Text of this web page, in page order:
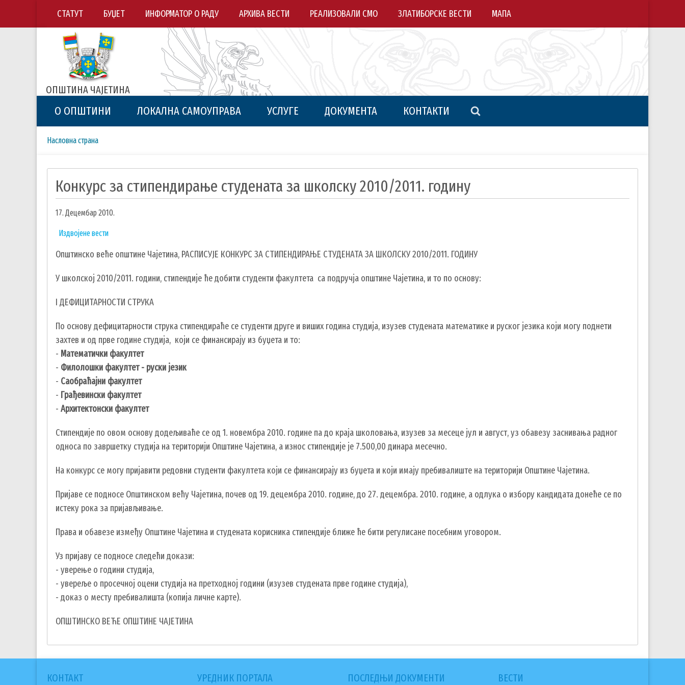
СТАТУТ БУЏЕТ ИНФОРМАТОР О РАДУ АРХИВА ВЕСТИ РЕАЛИЗОВАЛИ СМО ЗЛАТИБОРСКЕ ВЕСТИ МАПА
ОПШТИНА ЧАЈЕТИНА
О ОПШТИНИ ЛОКАЛНА САМОУПРАВА УСЛУГЕ ДОКУМЕНТА КОНТАКТИ
Breadcrumbs
You
Насловна страна
Конкурс за стипендирање студената за школску 2010/2011. годину
17. Децембар 2010.
Издвојене вести
Општинско веће општине Чајетина, РАСПИСУЈЕ КОНКУРС ЗА СТИПЕНДИРАЊЕ СТУДЕНАТА ЗА ШКОЛСКУ 2010/2011. ГОДИНУ
У школској 2010/2011. години, стипендије ће добити студенти факултета са подручја општине Чајетина, и то по основу:
I ДЕФИЦИТАРНОСТИ СТРУКА
По основу дефицитарности струка стипендираће се студенти друге и виших година студија, изузев студената математике и руског језика који могу поднети
захтев и од прве године студија, који се финансирају из буџета и то:
- Математички факултет
- Филолошки факултет - руски језик
- Саобраћајни факултет
- Грађевински факултет
- Архитектонски факултет
Стипендије по овом основу додељиваће се од 1. новембра 2010. године па до краја школовања, изузев за месеце јул и август, уз обавезу заснивања радног
односа по завршетку студија на територији Општине Чајетина, а износ стипендије је 7.500,00 динара месечно.
На конкурс се могу пријавити редовни студенти факултета који се финансирају из буџета и који имају пребивалиште на територији Општине Чајетина.
Пријаве се подносе Општинском већу Чајетина, почев од 19. децембра 2010. године, до 27. децембра. 2010. године, а одлука о избору кандидата донеће се по
истеку рока за пријављивање.
Права и обавезе између Општине Чајетина и студената корисника стипендије ближе ће бити регулисане посебним уговором.
Уз пријаву се подносе следећи докази:
- уверење о години студија,
- увереље о просечној оцени студија на претходној години (изузев студената прве године студија),
- доказ о месту пребивалишта (копија личне карте).
ОПШТИНСКО ВЕЋЕ ОПШТИНЕ ЧАЈЕТИНА
КОНТАКТ УРЕДНИК ПОРТАЛА ПОСЛЕДЊИ ДОКУМЕНТИ ВЕСТИ